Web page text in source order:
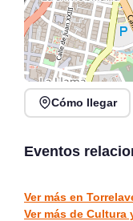
Cómo llegar
Eventos
Exposición
Valdecilla
Solares
Ver más en
Ver más de